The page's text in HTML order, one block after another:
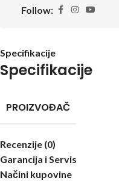
Follow:
Specifikacije
Specifikacije
PROIZVOĐAČ
Recenzije (0)
Garancija i Servis
Načini kupovine